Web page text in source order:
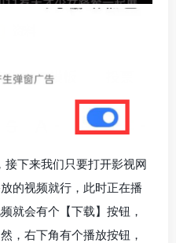
下来我们只要打开影视网
的视频就行，此时正在播
就会有个【下载】按钮，
，右下角有个播放按钮，